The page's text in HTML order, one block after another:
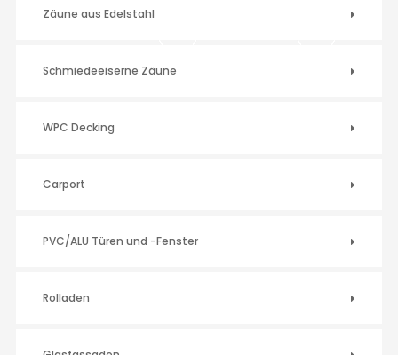
Zäune aus Edelstahl
Schmiedeeiserne Zäune
WPC Decking
Carport
PVC/ALU Türen und -Fenster
Rolladen